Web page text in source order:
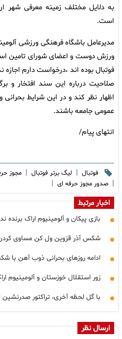
به دلایل مختلف زمینه معرفی شهر
است.
مدیرعامل باشگاه فرهنگی ورزشی
ورزش دوست و اعضای شورای تامین
فوتبال بوده اند ،درخواست دارم
صلاحیت درباره این سند افتخار و
اظهار نظر کند و در این شرایط
عمومی جامعه باشند.
انتهای پیام/
فوتبال | لیگ برتر فوتبال | مجوز
| صدور مجوز حرفه ای |
اخبار مرتبط
بازی پیکان و آلومینیوم اراک برنده
شکس آذر قزوین ول کن مساوی
ادامه روزهای بحرانی ذوب آهن با
زور استقلال خوزستان و آلومینیوم
با گل لحظه آخری، تراکتور
ارسال نظر